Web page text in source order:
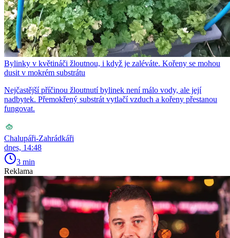
Bylinky v květináči žloutnou, i když je zaléváte. Kořeny se mohou
dusit v mokrém substrátu
Nejčastější příčinou žloutnutí bylinek není málo vody, ale její
nadbytek. Přemokřený substrát vytlačí vzduch a kořeny přestanou
fungovat.
Chalupáři-Zahrádkáři
dnes, 14:48
3 min
Reklama